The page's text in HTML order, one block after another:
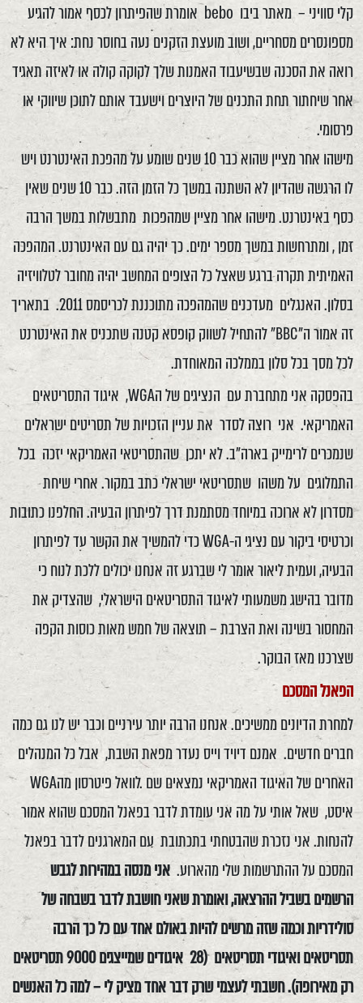
קלי סוויני – מאתר ביבו bebo אומרת שהפיתרון לכסף אמור להגיע
מספונסרים מסחריים, ושוב מועצת הזקנים נעה בחוסר נחת: איך היא לא
רואה את הסכנה שבשיעבוד האמנות שלך לקוקה קולה או לאיזה תאגיד
אחר שיחתור תחת התכנים של היוצרים וישעבד אותם לתוכן שיווקי או
פרסומי.
מישהו אחר מציין שהוא כבר 10 שנים שומע על מהפכת האינטרנט ויש
לו הרגשה שהדיון לא השתנה במשך כל הזמן הזה. כבר 10 שנים שאין
כסף באינטרנט. מישהו אחר מציין שמהפכות מתבשלות במשך הרבה
זמן , ומתרחשות במשך מספר ימים. כך יהיה גם עם האינטרנט. המהפכה
האמיתית תקרה ברגע שאצל כל הצופים המחשב יהיה מחובר לטלוויזיה
בסלון. האנגלים מעדכנים שהמהפכה מתוכננת לכריסמס 2011. בתאריך
זה אמור ה"BBC" להתחיל לשווק קופסא קטנה שתכניס את האינטרנט
לכל מסך בכל סלון בממלכה המאוחדת.
בהפסקה אני מתחברת עם הנציגים של הWGA, איגוד התסריטאים
האמריקאי. אני רוצה לסדר את עניין הזכויות של תסריטים ישראלים
שנמכרים לרימייק בארה"ב. לא יתכן שהתסריטאי האמריקאי יזכה בכל
התמלוגים על משהו שתסריטאי ישראלי כתב במקור. אחרי שיחת
מסדרון לא ארוכה במיוחד מסתמנת דרך לפיתרון הבעיה. החלפנו כתובות
וכרטיסי ביקור עם נציגי ה-WGA כדי להמשיך את הקשר עד לפיתרון
הבעיה, ועמית ליאור אומר לי שברגע זה אנחנו יכולים ללכת לנוח כי
מדובר בהישג משמעותי לאיגוד התסריטאים הישראלי, שהצדיק את
המחסור בשינה ואת הצרבת – תוצאה של חמש מאות כוסות הקפה
שצרכנו מאז הבוקר.
הפאנל המסכם
למחרת הדיונים ממשיכים. אנחנו הרבה יותר עירניים וכבר יש לנו גם כמה
חברים חדשים. אמנם דיויד וייס נעדר מפאת השבת, אבל כל המנהלים
האחרים של האיגוד האמריקאי נמצאים שם .לוואל פיטרסון מהWGA
איסט, שאל אותי על מה אני עומדת לדבר בפאנל המסכם שהוא אמור
להנחות. אני נזכרת שהבטחתי בתכתובת עם המארגנים לדבר בפאנל
המסכם על ההתרשמות שלי מהארוע. אני מנסה במהירות לגבש
הרשמים בשביל ההרצאה, ואומרת שאני חושבת לדבר בשבחה של
סולידריות וכמה שזה מרשים להיות באולם אחד עם כל כך הרבה
תסריטאים ואיגודי תסריטאים (28 איגודים שמייצגים 9000 תסריטאים
רק מאירופה). חשבתי לעצמי שרק דבר אחד מציק לי – למה כל האנשים